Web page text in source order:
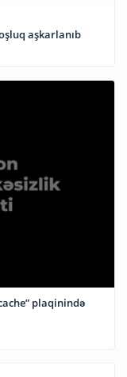
aşkarlanıb
plaqinində